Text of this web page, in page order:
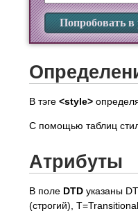
Попробовать в
В тэге <style>
С помощью таблиц
Атрибуты
В поле DTD указаны
(строгий),